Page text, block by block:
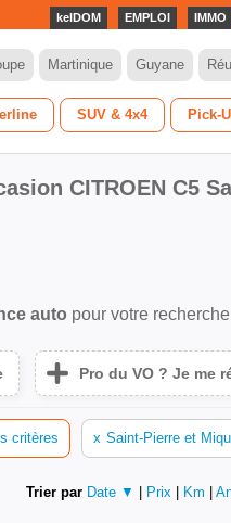
kelDOM EMPLOI IMMO
Martinique Guyane
SUV & 4x4 Pick-
CITROEN C5
auto pour votre
Pro du VO ? Je me
critères x Saint-Pierre et
Trier par Date ▼ Prix Km